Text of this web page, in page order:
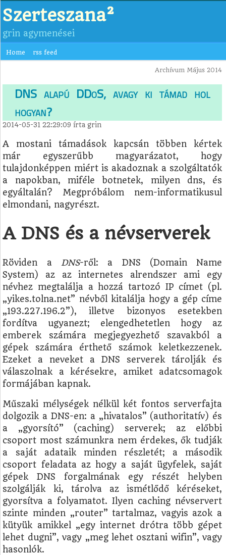
Szerteszana²
grin agymenései
Home rss feed
Archívum Május 2014
DNS alapú DDoS, avagy ki támad hol
hogyan?
2014-05-31 22:29:09 írtagrin
A mostani támadások kapcsán többen kértek
már egyszerűbb magyarázatot, hogy
tulajdonképpen miért is akadoznak a szolgáltatók
a napokban, miféle botnetek, milyen dns, és
egyáltalán? Megpróbálom nem-informatikusul
elmondani, nagyrészt.
A DNS és a névserverek
Röviden a DNS-ről: a DNS (Domain Name
System) az az internetes alrendszer ami egy
névhez megtalálja a hozzá tartozó IP címet (pl.
„yikes.tolna.net” névből kitalálja hogy a gép címe
„193.227.196.2”), illetve bizonyos esetekben
fordítva ugyanezt; elengedhetetlen hogy az
emberek számára megjegyezhető szavakból a
gépek számára érthető számok keletkezzenek.
Ezeket a neveket a DNS serverek tárolják és
válaszolnak a kérésekre, amiket adatcsomagok
formájában kapnak.
Műszaki mélységek nélkül két fontos serverfajta
dolgozik a DNS-en: a „hivatalos” (authoritatív) és
a „gyorsító” (caching) serverek; az előbbi
csoport most számunkra nem érdekes, ők tudják
a saját adataik minden részletét; a második
csoport feladata az hogy a saját ügyfelek, saját
gépek DNS forgalmának egy részét helyben
szolgálják ki, tárolva az ismétlődő kéréseket,
gyorsítva a folyamatot. Ilyen caching névservert
szinte minden „router” tartalmaz, vagyis azok a
kütyük amikkel „egy internet drótra több gépet
lehet dugni”, vagy „meg lehet osztani wifin”, vagy
hasonlók.